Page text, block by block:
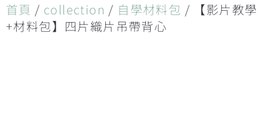
首頁 / collection / 自學材料包 / 【影片教學
+材料包】四片織片吊帶背心